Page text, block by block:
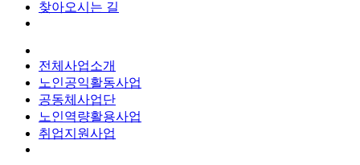
찾아오시는 길
전체사업소개
노인공익활동사업
공동체사업단
노인역량활용사업
취업지원사업